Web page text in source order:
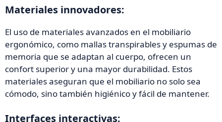
Materiales innovadores:
El uso de materiales avanzados en el mobiliario
ergonómico, como mallas transpirables y espumas de
memoria que se adaptan al cuerpo, ofrecen un
confort superior y una mayor durabilidad. Estos
materiales aseguran que el mobiliario no solo sea
cómodo, sino también higiénico y fácil de mantener.
Interfaces interactivas: